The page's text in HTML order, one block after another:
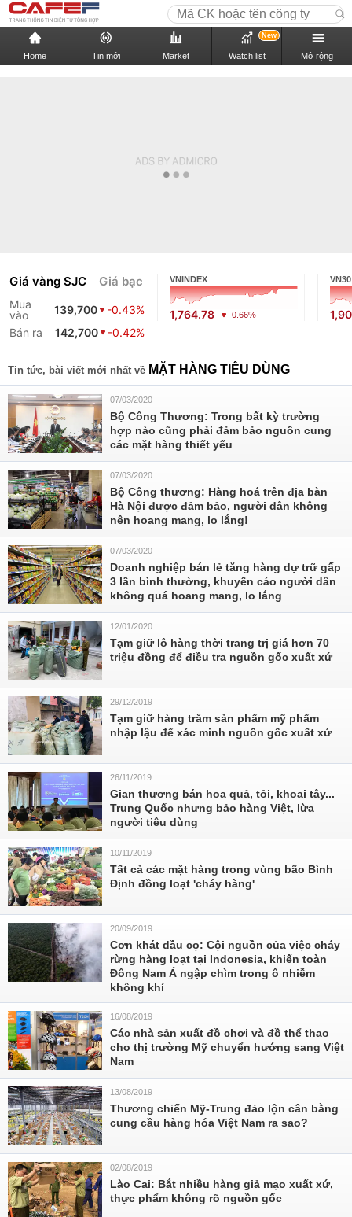
Home Tin mới Market Watch list
New
Mở rộng
Giá vàng SJC Giá bạc
Mua
vào
139,700
-0.43%
Bán ra
142,700 -0.42%
VNINDEX
1,764.78 -0.66%
VN30
Tin tức, bài viết mới nhất về MẶT HÀNG TIÊU DÙNG
07/03/2020
Bộ Công Thương: Trong bất kỳ trường
hợp nào cũng phải đảm bảo nguồn cung
các mặt hàng thiết yếu
07/03/2020
Bộ Công thương: Hàng hoá trên địa bàn
Hà Nội được đảm bảo, người dân không
nên hoang mang, lo lắng!
07/03/2020
Doanh nghiệp bán lẻ tăng hàng dự trữ gấp
3 lần bình thường, khuyến cáo người dân
không quá hoang mang, lo lắng
12/01/2020
Tạm giữ lô hàng thời trang trị giá hơn 70
triệu đồng để điều tra nguồn gốc xuất xứ
29/12/2019
Tạm giữ hàng trăm sản phẩm mỹ phẩm
nhập lậu để xác minh nguồn gốc xuất xứ
26/11/2019
Gian thương bán hoa quả, tỏi, khoai tây...
Trung Quốc nhưng bảo hàng Việt, lừa
người tiêu dùng
10/11/2019
Tất cả các mặt hàng trong vùng bão Bình
Định đồng loạt 'cháy hàng'
20/09/2019
Cơn khát dầu cọ: Cội nguồn của việc cháy
rừng hàng loạt tại Indonesia, khiến toàn
Đông Nam Á ngập chìm trong ô nhiễm
không khí
16/08/2019
Các nhà sản xuất đồ chơi và đồ thể thao
cho thị trường Mỹ chuyển hướng sang Việt
Nam
13/08/2019
Thương chiến Mỹ-Trung đảo lộn cân bằng
cung cầu hàng hóa Việt Nam ra sao?
02/08/2019
Lào Cai: Bắt nhiều hàng giả mạo xuất xứ,
thực phẩm không rõ nguồn gốc